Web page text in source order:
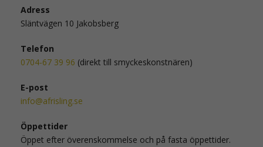
Adress
Släntvägen 10 Jakobsberg
Telefon
0704-67 39 96 (direkt till smyckeskonstnären)
E-post
info@afrisling.se
Öppettider
Öppet efter överenskommelse och på fasta öppettider.